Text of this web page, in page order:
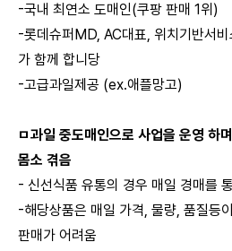
-국내 최연소 도매인(쿠팡 판매 1위)
-롯데슈퍼MD, AC대표, 위치기반서
가 함께 합니당
-고급과일제공 (ex.애플망고)
ㅁ과일 중도매인으로 사업을 운영 하
몸소 겪음
- 신선식품 유통의 경우 매일 경매를
-해당상품은 매일 가격, 물량, 품질등
판매가 어려움